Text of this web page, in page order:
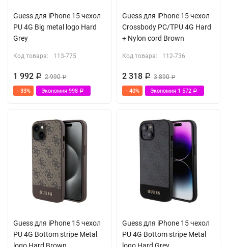
Guess для iPhone 15 чехол
PU 4G Big metal logo Hard
Grey
Код товара: 113-775
1 992 Р 2 990Р
- 33% Экономия 998 Р
Guess для iPhone 15 чехол
Crossbody PC/TPU 4G Hard
+ Nylon cord Brown
Код товара: 112-736
2 318 Р 3 890Р
- 40% Экономия 1 572 Р
Guess для iPhone 15 чехол
PU 4G Bottom stripe Metal
Guess для iPhone 15 чехол
PU 4G Bottom stripe Metal